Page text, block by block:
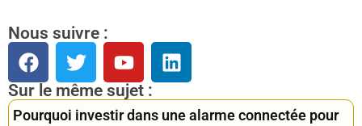
Nous suivre :
Sur le même sujet :
Pourquoi investir dans une alarme connectée pour